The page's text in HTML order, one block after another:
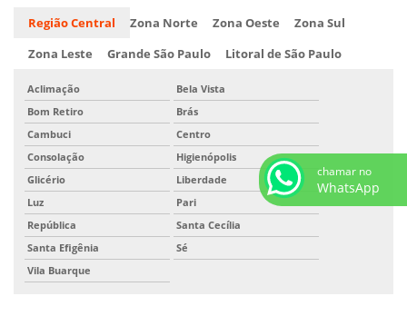
Região Central Zona Norte Zona Oeste
Zona Sul
Zona Leste
Grande São Paulo Litoral de São Paulo
Aclimação
Bela Vista
Bom Retiro
Brás
Cambuci
Centro
Consolação
Higienópolis
Glicério
Liberdade
Luz
Pari
República
Santa Cecília
Santa Efigênia
Sé
Vila Buarque
chamar no
WhatsApp